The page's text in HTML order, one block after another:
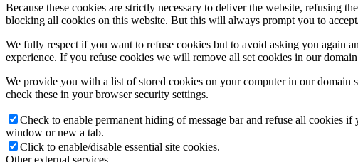
Because these cookies are strictly necessary to deliver the website, refusing
blocking all cookies on this website. But this will always prompt you to
We fully respect if you want to refuse cookies but to avoid asking you again
experience. If you refuse cookies we will remove all set cookies in our
We provide you with a list of stored cookies on your computer in our domain
check these in your browser security settings.
Check to enable permanent hiding of message bar and refuse all cookies
window or new a tab.
Click to enable/disable essential site cookies.
Other external services